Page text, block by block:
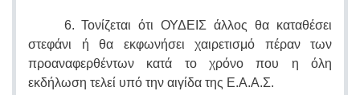
6. Τονίζεται ότι ΟΥΔΕΙΣ άλλος θα καταθέσει
στεφάνι ή θα εκφωνήσει χαιρετισμό πέραν των
προαναφερθέντων κατά το χρόνο που η όλη
εκδήλωση τελεί υπό την αιγίδα της Ε.Α.Α.Σ.